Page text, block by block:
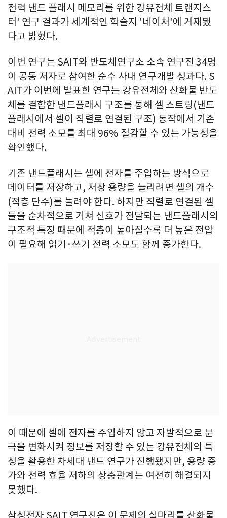
전력 낸드 플래시 메모리를 위한 강유전체 트랜지스
터' 연구 결과가 세계적인 학술지 '네이처'에 게재됐
다고 밝혔다.
이번 연구는 SAIT와 반도체연구소 소속 연구진 34명
이 공동 저자로 참여한 순수 사내 연구개발 성과다. S
AIT가 이번에 발표한 연구는 강유전체와 산화물 반도
체를 결합한 낸드플래시 구조를 통해 셀 스트링(낸드
플래시에서 셀이 직렬로 연결된 구조) 동작에서 기존
대비 전력 소모를 최대 96% 절감할 수 있는 가능성을
확인했다.
기존 낸드플래시는 셀에 전자를 주입하는 방식으로
데이터를 저장하고, 저장 용량을 늘리려면 셀의 개수
(적층 단수)를 늘려야 한다. 하지만 직렬로 연결된 셀
들을 순차적으로 거쳐 신호가 전달되는 낸드플래시의
구조적 특징 때문에 적층이 높아질수록 더 높은 전압
이 필요해 읽기·쓰기 전력 소모도 함께 증가한다.
이 때문에 셀에 전자를 주입하지 않고 자발적으로 분
극을 변화시켜 정보를 저장할 수 있는 강유전체의 특
성을 활용한 차세대 낸드 연구가 진행됐지만, 용량 증
가와 전력 효율 저하의 상충관계는 여전히 해결되지
못했다.
삼성전자 SAIT 연구진은 이 문제의 실마리를 산화물